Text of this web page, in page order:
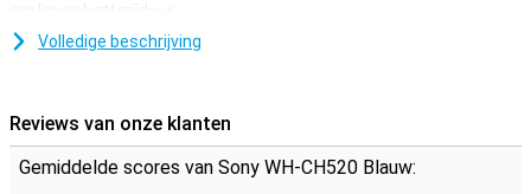
erg lange batterijduur.
minuten snelladen alweer 1,5 uur te gebruiken! Doordat de
koptelefoon draaibaar en een lichtgewicht is, is deze compact op
te bergen zodat je je Sony WH-CH520 altijd mee kunt nemen!
Volledige beschrijving
Reviews van onze klanten
Gemiddelde scores van Sony WH-CH520 Blauw: